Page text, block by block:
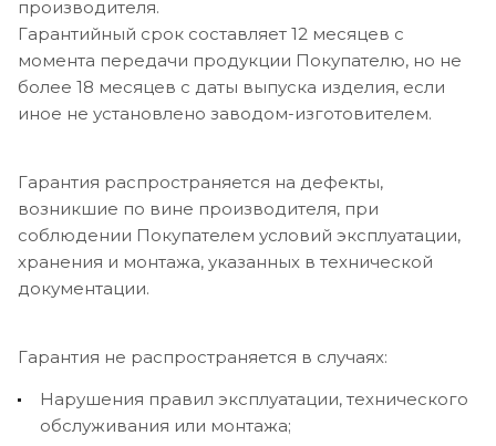
производителя.
Гарантийный срок составляет 12 месяцев с
момента передачи продукции Покупателю, но не
более 18 месяцев с даты выпуска изделия, если
иное не установлено заводом-изготовителем.
Гарантия распространяется на дефекты,
возникшие по вине производителя, при
соблюдении Покупателем условий эксплуатации,
хранения и монтажа, указанных в технической
документации.
Гарантия не распространяется в случаях:
Нарушения правил эксплуатации, технического
обслуживания или монтажа;